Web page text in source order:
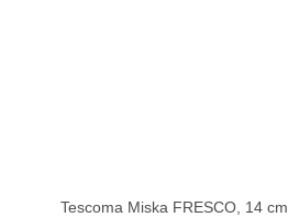
Tescoma Miska FRESCO, 14 cm